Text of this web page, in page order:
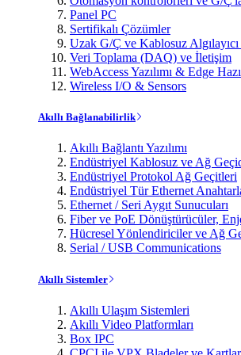
Panel PC
Sertifikalı Çözümler
Uzak G/Ç ve Kablosuz
Veri Toplama (DAQ) ve İletişim
WebAccess Yazılımı & Edge
Wireless I/O & Sensors
Akıllı Bağlanabilirlik
Akıllı Bağlantı Yazılımı
Endüstriyel Kablosuz ve Ağ
Endüstriyel Protokol Ağ Geçitleri
Endüstriyel Tür Ethernet
Ethernet / Seri Aygıt Sunucuları
Fiber ve PoE Dönüştürücüler,
Hücresel Yönlendiriciler ve Ağ
Serial / USB Communications
Akıllı Sistemler
Akıllı Ulaşım Sistemleri
Akıllı Video Platformları
Box IPC